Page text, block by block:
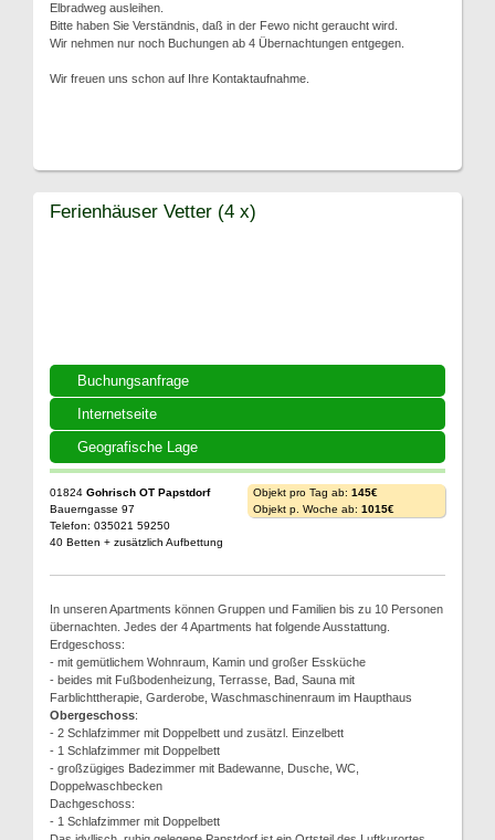
Elbradweg ausleihen.
Bitte haben Sie Verständnis, daß in der Fewo nicht geraucht wird.
Wir nehmen nur noch Buchungen ab 4 Übernachtungen entgegen.
Wir freuen uns schon auf Ihre Kontaktaufnahme.
Buchungsanfrage
Internetseite
Geografische Lage
Ferienhäuser Vetter (4 x)
01824 Gohrisch OT Papstdorf
Bauerngasse 97
Telefon: 035021 59250
40 Betten + zusätzlich Aufbettung
Objekt pro Tag ab: 145€
Objekt p. Woche ab: 1015€
In unseren Apartments können Gruppen und Familien bis zu 10 Personen
übernachten. Jedes der 4 Apartments hat folgende Ausstattung.
Erdgeschoss:
- mit gemütlichem Wohnraum, Kamin und großer Essküche
- beides mit Fußbodenheizung, Terrasse, Bad, Sauna mit
Farblichttherapie, Garderobe, Waschmaschinenraum im Haupthaus
Obergeschoss:
- 2 Schlafzimmer mit Doppelbett und zusätzl. Einzelbett
- 1 Schlafzimmer mit Doppelbett
- großzügiges Badezimmer mit Badewanne, Dusche, WC,
Doppelwaschbecken
Dachgeschoss:
- 1 Schlafzimmer mit Doppelbett